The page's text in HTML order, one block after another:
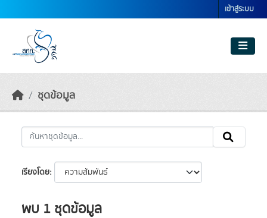
เข้าสู่ระบบ
ชุดข้อมูล
เรียงโดย
พบ 1 ชุดข้อมูล